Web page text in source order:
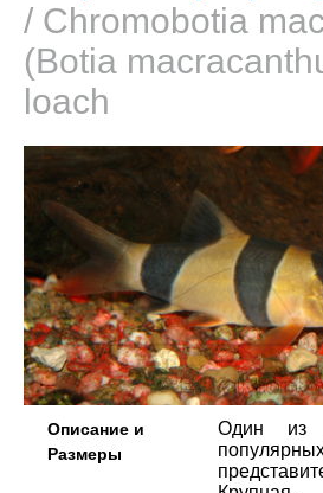
/ Chromobotia
(Botia
loach
Описание и
Размеры
Один из